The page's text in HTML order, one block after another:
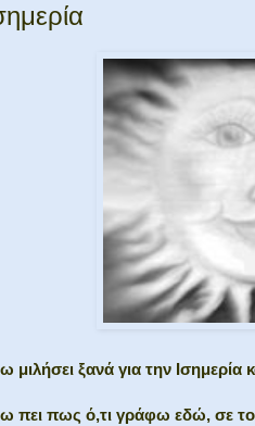
μιλήσει ξανά για την Ισημερία
πει πως ό,τι γράφω εδώ, σε